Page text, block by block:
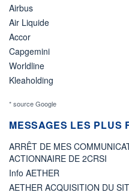
Airbus
Air Liquide
Accor
Capgemini
Worldline
Kleaholding
* source Google
MESSAGES LES PLUS
ARRÊT DE MES
ACTIONNAIRE DE 2CRSI
Info AETHER
AETHER ACQUISITION DU